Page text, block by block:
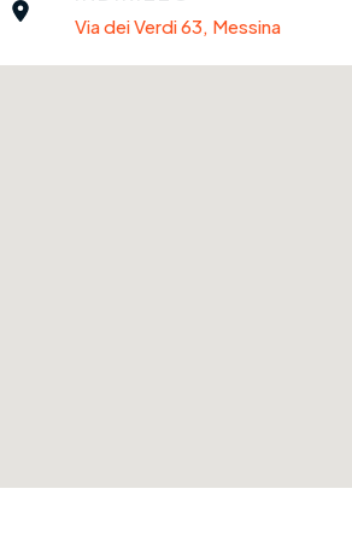
Via dei Verdi 63, Messina